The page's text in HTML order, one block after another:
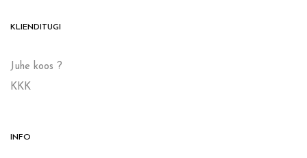
KLIENDITUGI
Juhe koos ?
KKK
INFO